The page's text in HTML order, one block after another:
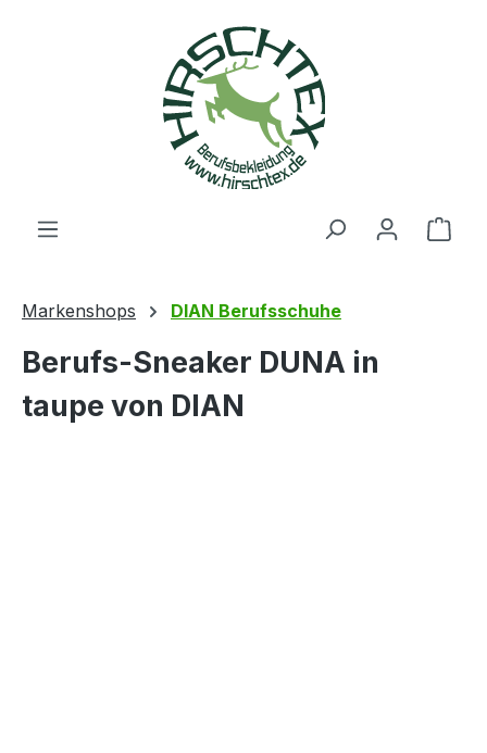
Markenshops DIAN Berufsschuhe
Berufs-Sneaker DUNA in
taupe von DIAN